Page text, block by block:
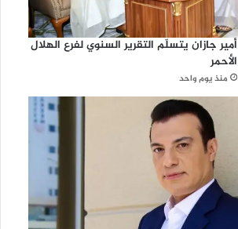
أمير جازان يتسلّم التقرير السنوي لفرع الهلال
الأحمر
منذ يوم واحد